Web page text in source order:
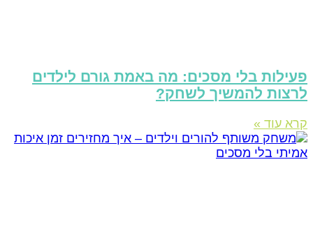
בלי מסכים: מה באמת גורם לילדים
להמשיך לשחק?
עוד »